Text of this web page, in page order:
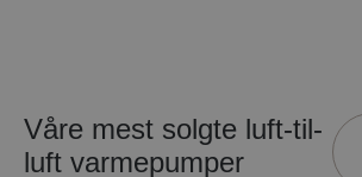
Våre mest solgte luft-til-
luft varmepumper